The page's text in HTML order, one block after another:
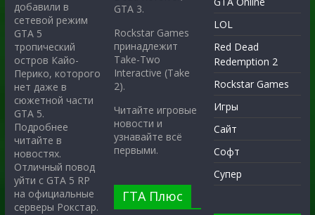
добавили в
сетевой режим
GTA 5
тропический
остров Кайо-
Перико, которого
нет даже в
сюжетной части
GTA 5.
Подробнее
читайте в
новостях.
Отличный повод
уйти с GTA 5 RP
на официальные
серверы Рокстар.
GTA 3.
Rockstar Games
принадлежит
Take-Two
Interactive (Take
2).
Читайте игровые
новости и
узнавайте всё
первыми.
ГТА Плюс
LOL
Red Dead
Redemption 2
Rockstar Games
Игры
Сайт
Софт
Супер